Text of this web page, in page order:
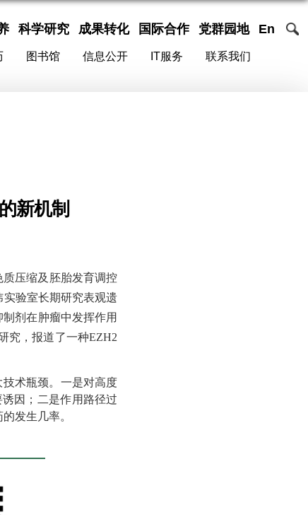
科学研究 成果转化 国际合作 党群园地 En
图书馆 信息公开 IT服务 联系我们
新机制
质压缩及胚胎发育调控
验室长期研究表观遗
剂在肿瘤中发挥作用
究，报道了一种EZH2
术瓶颈。一是对高度
因；二是作用路径过
发生几率。